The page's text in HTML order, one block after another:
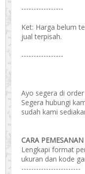
-----------------
Ket: Harga belum
jual terpisah.
-----------------
Ayo segera di order
Segera hubungi
sudah kami
CARA
Lengkapi format
ukuran dan kode
------------------------